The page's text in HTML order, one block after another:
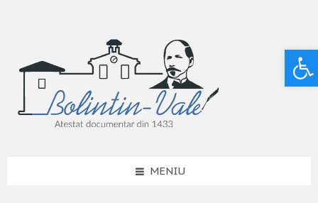
MENIU
Deschide bara de unelte